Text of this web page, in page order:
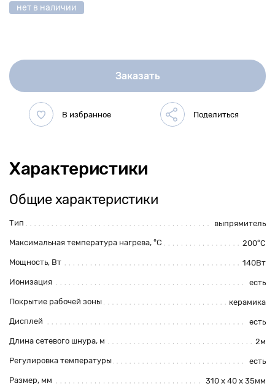
нет в наличии
Заказать
Характеристики
Общие характеристики
Тип выпрямитель
Максимальная температура нагрева, °С 200°С
Мощность, Вт 140Вт
Ионизация есть
Покрытие рабочей зоны керамика
Дисплей есть
Длина сетевого шнура, м 2м
Регулировка температуры есть
Размер, мм 310 x 40 x 35мм